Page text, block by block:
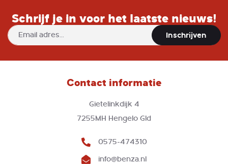
Schrijf je in voor het laatste nieuws!
Abonneer
u
onze
Inschrijven
Contact informatie
Gietelinkdijk 4
7255MH Hengelo Gld
0575-474310
info@benza.nl